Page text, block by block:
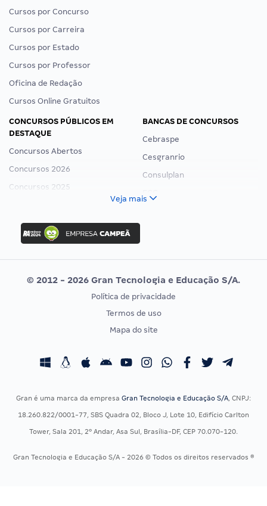
Cursos por Concurso
Cursos por Carreira
Cursos por Estado
Cursos por Professor
Oficina de Redação
Cursos Online Gratuitos
CONCURSOS PÚBLICOS EM
DESTAQUE
Concursos Abertos
Concursos 2026
Concursos 2025
Concurso Nacional Unificado
Concurso Ibama
Concurso MPU
Editais publicados
BANCAS DE CONCURSOS
Cebraspe
Cesgranrio
Consulplan
Vunesp
CONCURSOS POR PROFISSÃO
Concursos Fiscais
Concursos Saúde
Residência Multiprofissional
EXAME DE ORDEM
Calendário OAB
Veja mais
© 2012 - 2026 Gran Tecnologia e Educação S/A.
Política de privacidade
Termos de uso
Mapa do site
Gran é uma marca da empresa Gran Tecnologia e Educação S/A, CNPJ:
18.260.822/0001-77, SBS Quadra 02, Bloco J, Lote 10, Edifício Carlton
Tower, Sala 201, 2º Andar, Asa Sul, Brasília-DF, CEP 70.070-120.
Gran Tecnologia e Educação S/A - 2026 © Todos os direitos reservados ®